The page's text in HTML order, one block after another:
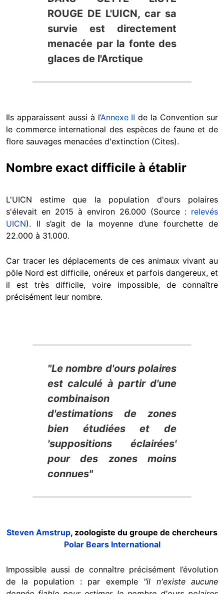
ROUGE DE L'UICN, car sa
survie est directement
menacée par la fonte des
glaces de l'Arctique
Ils apparaissent aussi à l’Annexe II de la Convention sur
le commerce international des espèces de faune et de
flore sauvages menacées d'extinction (Cites).
Nombre exact difficile à établir
L'UICN estime que la population d'ours polaires
s'élevait en 2015 à environ 26.000 (Source : relevés
UICN). Il s’agit de la moyenne d’une fourchette de
22.000 à 31.000.
Car tracer les déplacements de ces animaux vivant au
pôle Nord est difficile, onéreux et parfois dangereux, et
il est très difficile, voire impossible, de connaître
précisément leur nombre.
"Le nombre d'ours polaires
est calculé à partir d'une
combinaison
d'estimations de zones
bien étudiées et de
'suppositions éclairées'
pour des zones moins
connues"
Steven Amstrup, zoologiste du groupe de chercheurs
Polar Bears International
Impossible aussi de connaître précisément l’évolution
de la population : par exemple "il n'existe aucune